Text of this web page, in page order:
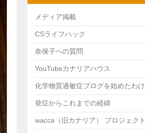
メディア掲載
CSライフハック
奈保子への質問
YouTubeカナリアハウス
化学物質過敏症ブログを始めたわけ
発症からこれまでの経緯
wacca（旧カナリア） プロジェクト